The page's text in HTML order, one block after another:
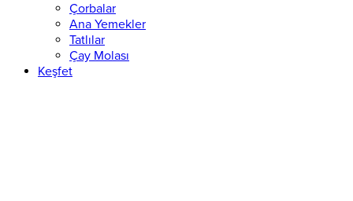
Çorbalar
Ana Yemekler
Tatlılar
Çay Molası
Keşfet